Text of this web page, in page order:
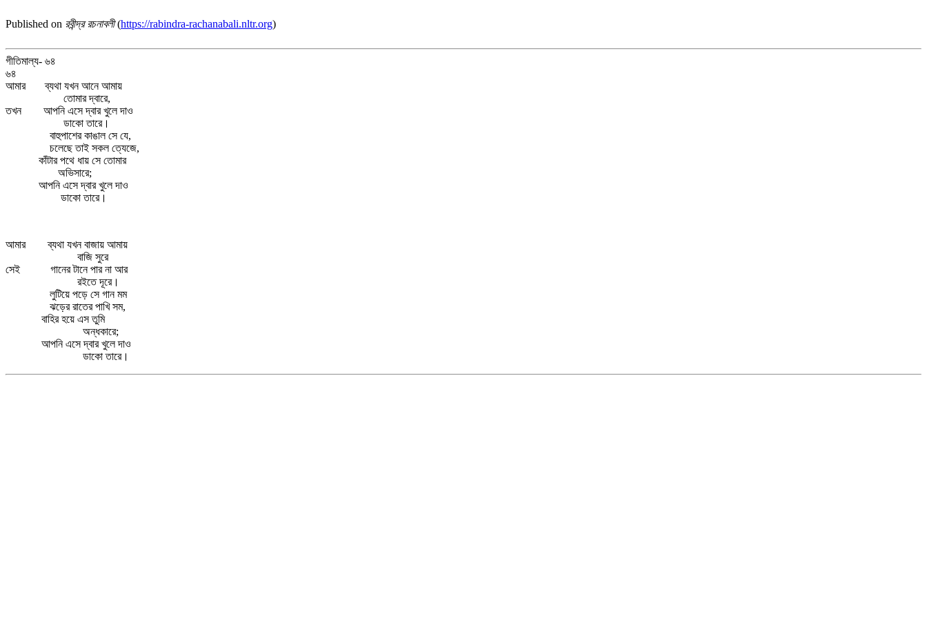
Published on রবীন্দ্র রচনাবলী(https://rabindra-rachanabali.nltr.org)
গীতিমাল্য- ৬৪
৬৪
আমার ব্যথা যখন আনে আমায়
তোমার দ্বারে,
তখন আপনি এসে দ্বার খুলে দাও
ডাকো তারে।
বাহুপাশের কাঙাল সে যে,
চলেছে তাই সকল ত্যেজে,
কাঁটার পথে ধায় সে তোমার
অভিসারে;
আপনি এসে দ্বার খুলে দাও
ডাকো তারে।
আমার ব্যথা যখন বাজায় আমায়
বাজি সুরে
সেই গানের টানে পার না আর
রইতে দূরে।
লুটিয়ে পড়ে সে গান মম
ঝড়ের রাতের পাখি সম,
বাহির হয়ে এস তুমি
অন্ধকারে;
আপনি এসে দ্বার খুলে দাও
ডাকো তারে।